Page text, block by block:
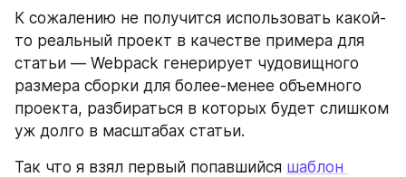
К сожалению не получится использовать какой-
то реальный проект в качестве примера для
статьи — Webpack генерирует чудовищного
размера сборки для более-менее объемного
проекта, разбираться в которых будет слишком
уж долго в масштабах статьи.
Так что я взял первый попавшийся шаблон